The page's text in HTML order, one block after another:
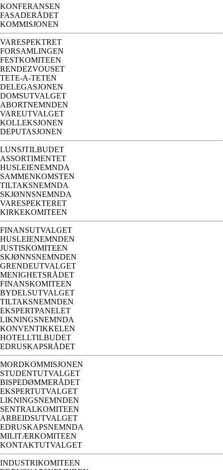
KONFERANSEN
FASADERÅDET
KOMMISJONEN
VARESPEKTRET
FORSAMLINGEN
FESTKOMITEEN
RENDEZVOUSET
TETE-A-TETEN
DELEGASJONEN
DOMSUTVALGET
ABORTNEMNDEN
VAREUTVALGET
KOLLEKSJONEN
DEPUTASJONEN
LUNSJTILBUDET
ASSORTIMENTET
HUSLEIENEMNDA
SAMMENKOMSTEN
TILTAKSNEMNDA
SKJØNNSNEMNDA
VARESPEKTERET
KIRKEKOMITEEN
FINANSUTVALGET
HUSLEIENEMNDEN
JUSTISKOMITEEN
SKJØNNSNEMNDEN
GRENDEUTVALGET
MENIGHETSRÅDET
FINANSKOMITEEN
BYDELSUTVALGET
TILTAKSNEMNDEN
EKSPERTPANELET
LIKNINGSNEMNDA
KONVENTIKKELEN
HOTELLTILBUDET
EDRUSKAPSRÅDET
MORDKOMMISJONEN
STUDENTUTVALGET
BISPEDØMMERÅDET
EKSPERTUTVALGET
LIKNINGSNEMNDEN
SENTRALKOMITEEN
ARBEIDSUTVALGET
EDRUSKAPSNEMNDA
MILITÆRKOMITEEN
KONTAKTUTVALGET
INDUSTRIKOMITEEN